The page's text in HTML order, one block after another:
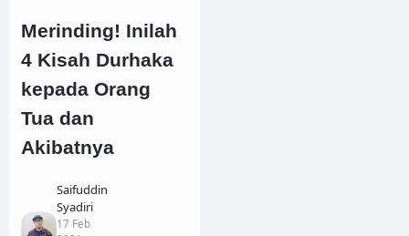
Merinding! Inilah
4 Kisah Durhaka
kepada Orang
Tua dan
Akibatnya
Saifuddin
Syadiri
17 Feb